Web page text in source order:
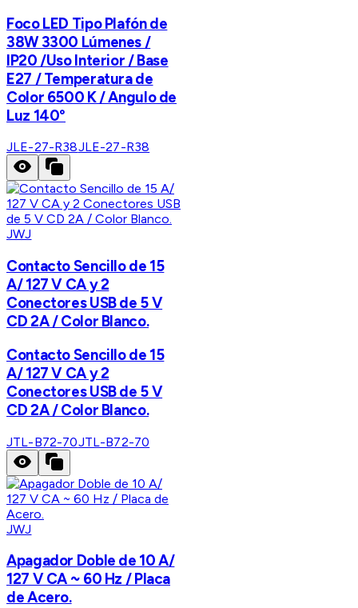
Foco LED Tipo Plafón de
38W 3300 Lúmenes /
IP20 /Uso Interior / Base
E27 / Temperatura de
Color 6500 K / Angulo de
Luz 140°
JLE-27-R38JLE-27-R38
JWJ
Contacto Sencillo de 15
A/ 127 V CA y 2
Conectores USB de 5 V
CD 2A / Color Blanco.
Contacto Sencillo de 15
A/ 127 V CA y 2
Conectores USB de 5 V
CD 2A / Color Blanco.
JTL-B72-70JTL-B72-70
JWJ
Apagador Doble de 10 A/
127 V CA ~ 60 Hz / Placa
de Acero.